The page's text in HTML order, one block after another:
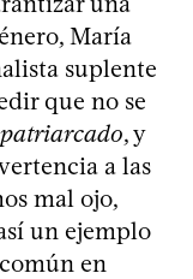
María
suplente
que no se
patriarcado, y
a las
mal ojo,
un ejemplo
en